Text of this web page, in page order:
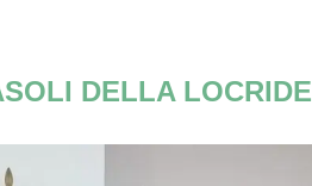
DELLA LOCRIDE